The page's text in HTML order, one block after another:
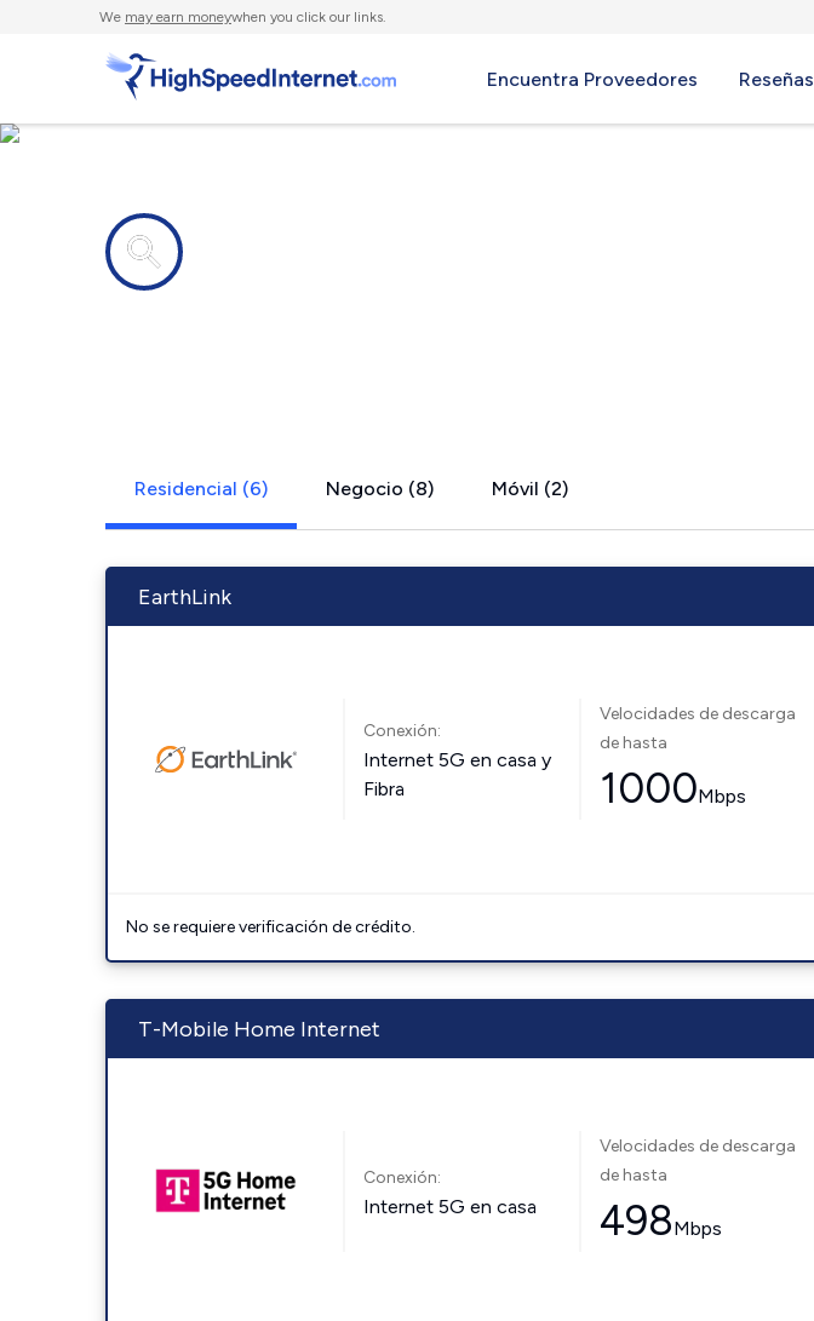
We may earn moneywhen you click our links.
Encuentra Proveedores Reseñas
Residencial (6) Negocio (8) Móvil (2)
EarthLink
Conexión:
Internet 5G en casa y
Fibra
Velocidades de descarga
de hasta
1000Mbps
No se requiere verificación de crédito.
T-Mobile Home Internet
Conexión:
Internet 5G en casa
Velocidades de descarga
de hasta
498Mbps